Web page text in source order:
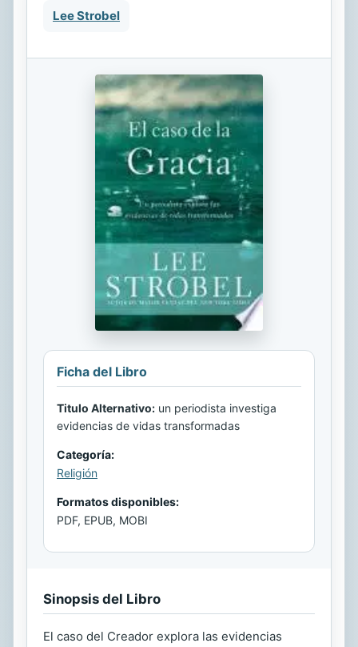
Lee Strobel
Ficha del Libro
Titulo Alternativo: un periodista investiga
evidencias de vidas transformadas
Categoría:
Religión
Formatos disponibles:
PDF, EPUB, MOBI
Sinopsis del Libro
El caso del Creador explora las evidencias